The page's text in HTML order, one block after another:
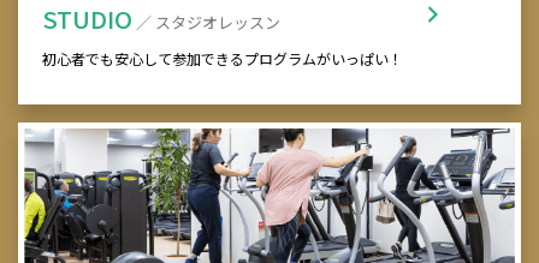
STUDIO ／ スタジオレッスン
初心者でも安心して参加できるプログラムがいっぱい！